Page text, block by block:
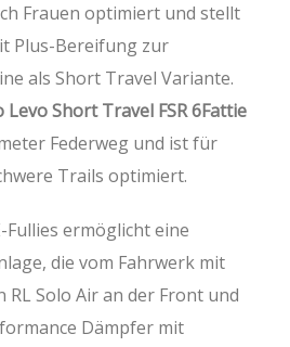
Frauen optimiert und stellt
Plus-Bereifung zur
als Short Travel Variante.
Levo Short Travel FSR 6Fattie
Federweg und ist für
Trails optimiert.
Fullies ermöglicht eine
die vom Fahrwerk mit
RL Solo Air an der Front und
Dämpfer mit